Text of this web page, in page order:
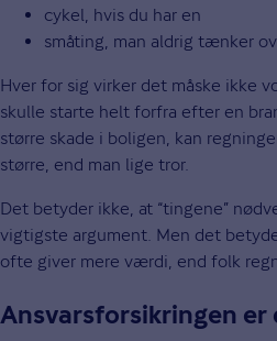
cykel, hvis du har en
småting, man aldrig tænker
Hver for sig virker det måske ikke
skulle starte helt forfra efter en
større skade i boligen, kan
større, end man lige tror.
Det betyder ikke, at “tingene”
vigtigste argument. Men det
ofte giver mere værdi, end folk
Ansvarsforsikringen er